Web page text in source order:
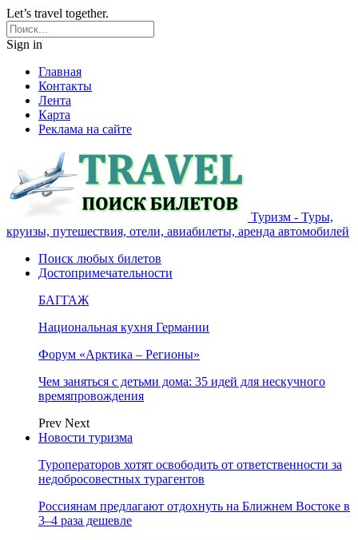
Let’s travel together.
Sign in
Главная
Контакты
Лента
Карта
Реклама на сайте
Туризм - Туры,
круизы, путешествия, отели, авиабилеты, аренда автомобилей
Поиск любых билетов
Достопримечательности
БАГГАЖ
Национальная кухня Германии
Форум «Арктика – Регионы»
Чем заняться с детьми дома: 35 идей для нескучного
времяпровождения
Prev Next
Новости туризма
Туроператоров хотят освободить от ответственности за
недобросовестных турагентов
Россиянам предлагают отдохнуть на Ближнем Востоке в
3–4 раза дешевле